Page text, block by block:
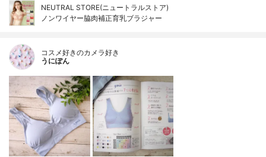
NEUTRAL STORE(ニュートラルストア)
ノンワイヤー脇肉補正育乳ブラジャー
コスメ好きのカメラ好き
うにぽん